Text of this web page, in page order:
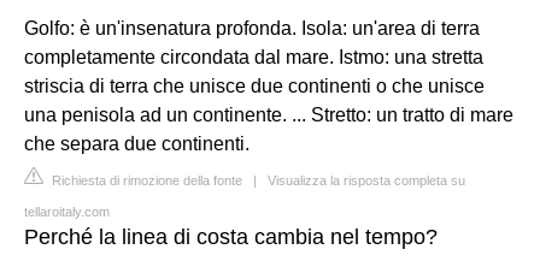
Golfo: è un'insenatura profonda. Isola: un'area di terra
completamente circondata dal mare. Istmo: una stretta
striscia di terra che unisce due continenti o che unisce
una penisola ad un continente. ... Stretto: un tratto di mare
che separa due continenti.
Richiesta di rimozione della fonte | Visualizza la risposta completa su
tellaroitaly.com
Perché la linea di costa cambia nel tempo?